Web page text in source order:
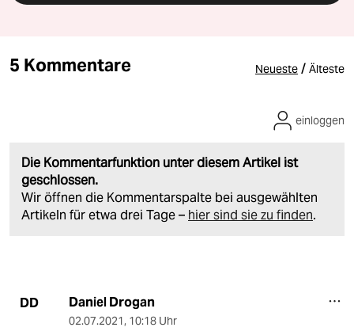
5 Kommentare Neueste / Älteste
Die Kommentarfunktion unter diesem Artikel ist
geschlossen.
Wir öffnen die Kommentarspalte bei ausgewählten
Artikeln für etwa drei Tage – hier sind sie zu finden.
einloggen
DD Daniel Drogan
02.07.2021, 10:18 Uhr